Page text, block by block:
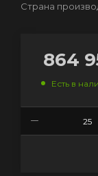
Страна
864
Есть в